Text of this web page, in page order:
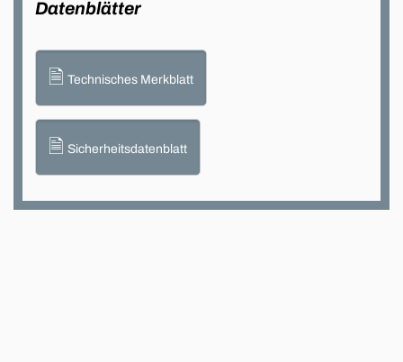
Datenblätter
🗎 Technisches Merkblatt
🗎 Sicherheitsdatenblatt